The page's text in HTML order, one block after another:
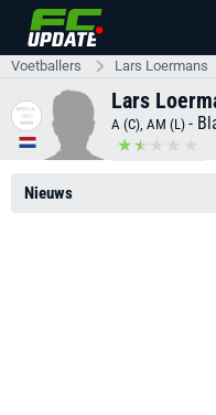
Voetballers Lars Loermans
Lars
A (C), AM (L) -
Nieuws